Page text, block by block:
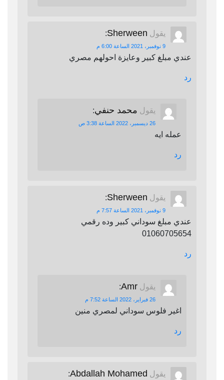
يقول Sherween
:
9 نوفمبر، 2021 الساعة 6:00 م
عندي مبلغ كبير وعايزة احولهم مصري
رد
يقول محمد حنفي:
26 ديسمبر، 2022 الساعة 3:38 ص
عمله ايه
رد
يقول Sherween
:
9 نوفمبر، 2021 الساعة 7:57 م
عندي مبلغ سوداني كبير وده رقمي
01060705654
رد
يقول Amr
:
26 فبراير، 2022 الساعة 7:52 م
اغير فلوس سوداني لمصري منين
رد
يقول Abdallah Mohamed
: